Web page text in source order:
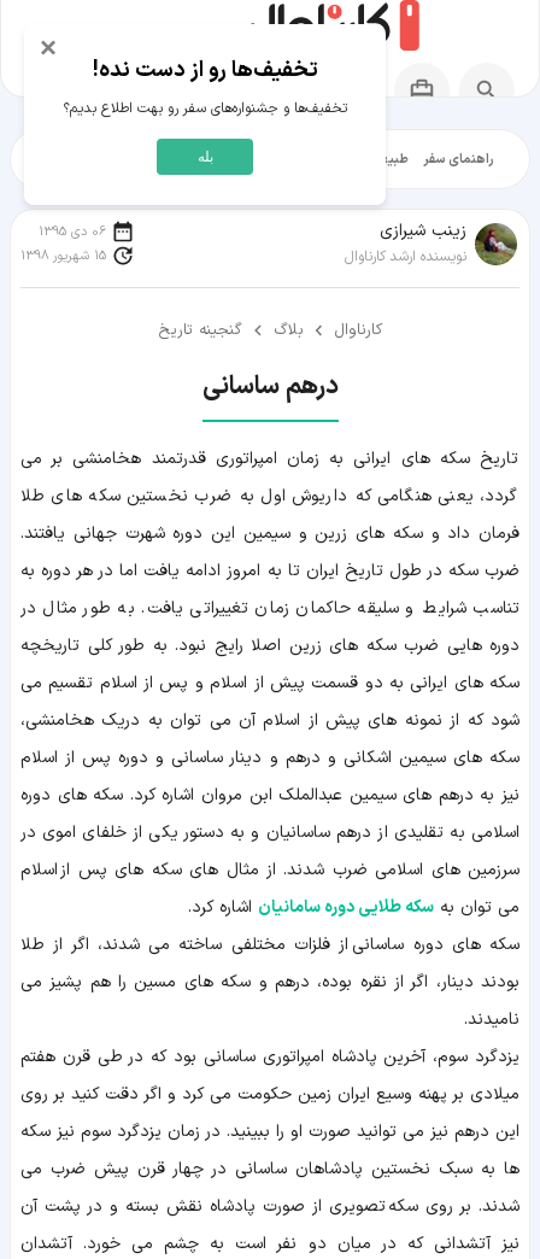
راهنمای سفر طبیعت‌گردی شهرگردی
زينب شيرازی
نویسنده ارشد کارناوال
06 دی 1395
15 شهریور 1398
کارناوال بلاگ گنجینه تاریخ
درهم ساسانی
تاریخ سکه های ایرانی به زمان امپراتوری قدرتمند هخامنشی بر می
گردد، یعنی هنگامی که داریوش اول به ضرب نخستین سکه های طلا
فرمان داد و سکه های زرین و سیمین این دوره شهرت جهانی یافتند.
ضرب سکه در طول تاریخ ایران تا به امروز ادامه یافت اما در هر دوره به
تناسب شرایط و سلیقه حاکمان زمان تغییراتی یافت. به طور مثال در
دوره هایی ضرب سکه های زرین اصلا رایج نبود. به طور کلی تاریخچه
سکه های ایرانی به دو قسمت پیش از اسلام و پس از اسلام تقسیم می
شود که از نمونه های پیش از اسلام آن می توان به دریک هخامنشی،
سکه های سیمین اشکانی و درهم و دینار ساسانی و دوره پس از اسلام
نیز به درهم های سیمین عبدالملک ابن مروان اشاره کرد. سکه های دوره
اسلامی به تقلیدی از درهم ساسانیان و به دستور یکی از خلفای اموی در
سرزمین های اسلامی ضرب شدند. از مثال های سکه های پس از اسلام
می توان به سکه طلایی دوره سامانیان اشاره کرد.
سکه های دوره ساسانی از فلزات مختلفی ساخته می شدند، اگر از طلا
بودند دینار، اگر از نقره بوده، درهم و سکه های مسین را هم پشیز می
نامیدند.
یزدگرد سوم، آخرین پادشاه امپراتوری ساسانی بود که در طی قرن هفتم
میلادی بر پهنه وسیع ایران زمین حکومت می کرد و اگر دقت کنید بر روی
این درهم نیز می توانید صورت او را ببینید. در زمان یزدگرد سوم نیز سکه
ها به سبک نخستین پادشاهان ساسانی در چهار قرن پیش ضرب می
شدند. بر روی سکه تصویری از صورت پادشاه نقش بسته و در پشت آن
نیز آتشدانی که در میان دو نفر است به چشم می خورد. آتشدان
×
تخفیف‌ها رو از دست نده!
تخفیف‌ها و جشنواره‌های سفر رو بهت اطلاع بدیم؟
بله